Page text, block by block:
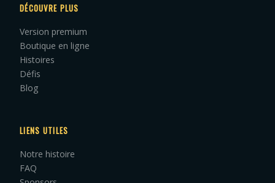
DÉCOUVRE PLUS
Version premium
Boutique en ligne
Histoires
Défis
Blog
LIENS UTILES
Notre histoire
FAQ